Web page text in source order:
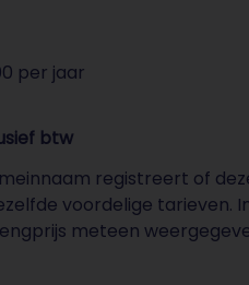
per jaar
btw
registreert of
voordelige tarieven.
meteen